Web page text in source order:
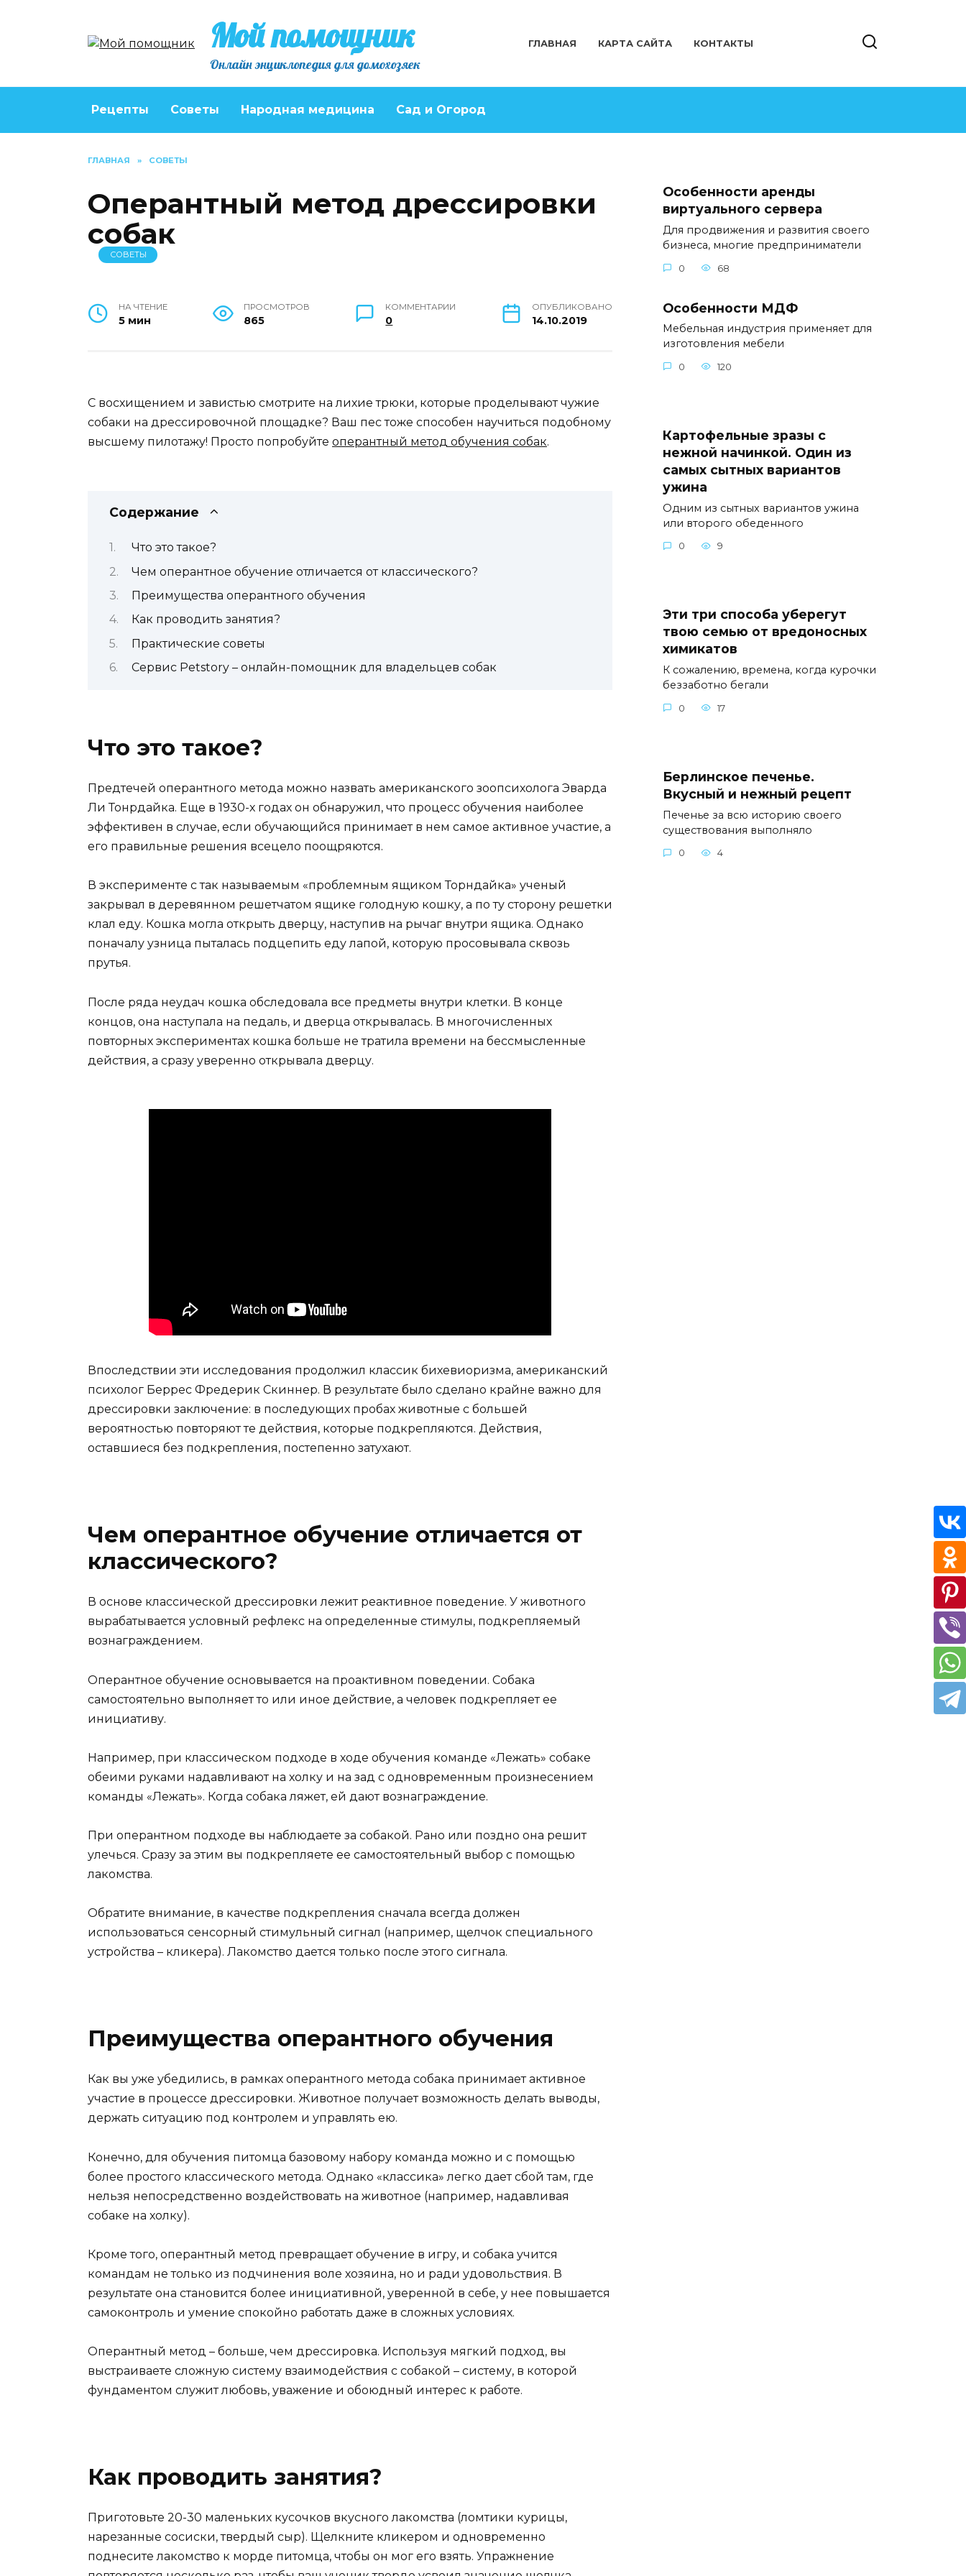
Мой помощник
Онлайн энциклопедия для домохозяек
ГЛАВНАЯ КАРТА САЙТА КОНТАКТЫ
Рецепты Советы Народная медицина Сад и Огород
ГЛАВНАЯ » СОВЕТЫ
Оперантный метод дрессировки
собак
СОВЕТЫ
НА ЧТЕНИЕ
5 мин
ПРОСМОТРОВ
865
КОММЕНТАРИИ
0
ОПУБЛИКОВАНО
14.10.2019
С восхищением и завистью смотрите на лихие трюки, которые проделывают чужие
собаки на дрессировочной площадке? Ваш пес тоже способен научиться подобному
высшему пилотажу! Просто попробуйте оперантный метод обучения собак.
Содержание
Что это такое?
Чем оперантное обучение отличается от классического?
Преимущества оперантного обучения
Как проводить занятия?
Практические советы
Сервис Petstory – онлайн-помощник для владельцев собак
Что это такое?
Предтечей оперантного метода можно назвать американского зоопсихолога Эварда
Ли Тонрдайка. Еще в 1930-х годах он обнаружил, что процесс обучения наиболее
эффективен в случае, если обучающийся принимает в нем самое активное участие, а
его правильные решения всецело поощряются.
В эксперименте с так называемым «проблемным ящиком Торндайка» ученый
закрывал в деревянном решетчатом ящике голодную кошку, а по ту сторону решетки
клал еду. Кошка могла открыть дверцу, наступив на рычаг внутри ящика. Однако
поначалу узница пыталась подцепить еду лапой, которую просовывала сквозь
прутья.
После ряда неудач кошка обследовала все предметы внутри клетки. В конце
концов, она наступала на педаль, и дверца открывалась. В многочисленных
повторных экспериментах кошка больше не тратила времени на бессмысленные
действия, а сразу уверенно открывала дверцу.
Впоследствии эти исследования продолжил классик бихевиоризма, американский
психолог Беррес Фредерик Скиннер. В результате было сделано крайне важно для
дрессировки заключение: в последующих пробах животные с большей
вероятностью повторяют те действия, которые подкрепляются. Действия,
оставшиеся без подкрепления, постепенно затухают.
Чем оперантное обучение отличается от
классического?
В основе классической дрессировки лежит реактивное поведение. У животного
вырабатывается условный рефлекс на определенные стимулы, подкрепляемый
вознаграждением.
Оперантное обучение основывается на проактивном поведении. Собака
самостоятельно выполняет то или иное действие, а человек подкрепляет ее
инициативу.
Например, при классическом подходе в ходе обучения команде «Лежать» собаке
обеими руками надавливают на холку и на зад с одновременным произнесением
команды «Лежать». Когда собака ляжет, ей дают вознаграждение.
При оперантном подходе вы наблюдаете за собакой. Рано или поздно она решит
улечься. Сразу за этим вы подкрепляете ее самостоятельный выбор с помощью
лакомства.
Обратите внимание, в качестве подкрепления сначала всегда должен
использоваться сенсорный стимульный сигнал (например, щелчок специального
устройства – кликера). Лакомство дается только после этого сигнала.
Преимущества оперантного обучения
Как вы уже убедились, в рамках оперантного метода собака принимает активное
участие в процессе дрессировки. Животное получает возможность делать выводы,
держать ситуацию под контролем и управлять ею.
Конечно, для обучения питомца базовому набору команда можно и с помощью
более простого классического метода. Однако «классика» легко дает сбой там, где
нельзя непосредственно воздействовать на животное (например, надавливая
собаке на холку).
Кроме того, оперантный метод превращает обучение в игру, и собака учится
командам не только из подчинения воле хозяина, но и ради удовольствия. В
результате она становится более инициативной, уверенной в себе, у нее повышается
самоконтроль и умение спокойно работать даже в сложных условиях.
Оперантный метод – больше, чем дрессировка. Используя мягкий подход, вы
выстраиваете сложную систему взаимодействия с собакой – систему, в которой
фундаментом служит любовь, уважение и обоюдный интерес к работе.
Как проводить занятия?
Приготовьте 20-30 маленьких кусочков вкусного лакомства (ломтики курицы,
нарезанные сосиски, твердый сыр). Щелкните кликером и одновременно
поднесите лакомство к морде питомца, чтобы он мог его взять. Упражнение
Особенности аренды
виртуального сервера
Для продвижения и развития своего
бизнеса, многие предприниматели
0 68
Особенности МДФ
Мебельная индустрия применяет для
изготовления мебели
0 120
Картофельные зразы с
нежной начинкой. Один из
самых сытных вариантов
ужина
Одним из сытных вариантов ужина
или второго обеденного
0 9
Эти три способа уберегут
твою семью от вредоносных
химикатов
К сожалению, времена, когда курочки
беззаботно бегали
0 17
Берлинское печенье.
Вкусный и нежный рецепт
Печенье за всю историю своего
существования выполняло
0 4